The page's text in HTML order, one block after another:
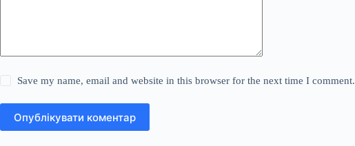
Save my name, email and website in this browser for the next time I comment.
Опублікувати коментар